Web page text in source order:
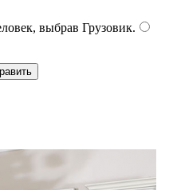
выбрав Грузовик.